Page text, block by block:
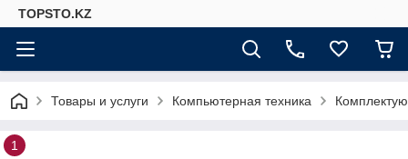
TOPSTO.KZ
Товары и услуги Компьютерная техника
1